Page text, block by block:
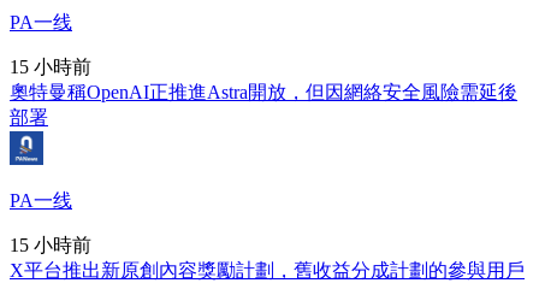
PA一线
15 小時前
奧特曼稱OpenAI正推進Astra開放，但因網絡安全風險需延後
部署
PA一线
15 小時前
X平台推出新原創內容獎勵計劃，舊收益分成計劃的參與用戶